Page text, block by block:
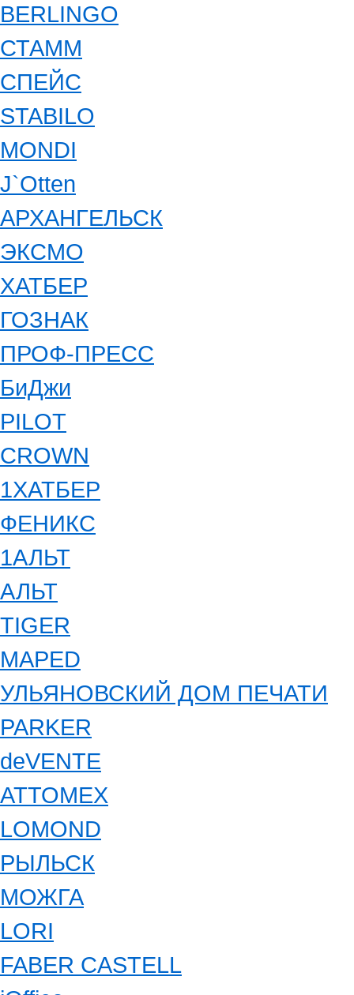
BERLINGO
СТАММ
СПЕЙС
STABILO
MONDI
J`Otten
АРХАНГЕЛЬСК
ЭКСМО
ХАТБЕР
ГОЗНАК
ПРОФ-ПРЕСС
БиДжи
PILOT
CROWN
1ХАТБЕР
ФЕНИКС
1АЛЬТ
АЛЬТ
TIGER
MAPED
УЛЬЯНОВСКИЙ ДОМ ПЕЧАТИ
PARKER
deVENTE
ATTOMEX
LOMOND
РЫЛЬСК
МОЖГА
LORI
FABER CASTELL